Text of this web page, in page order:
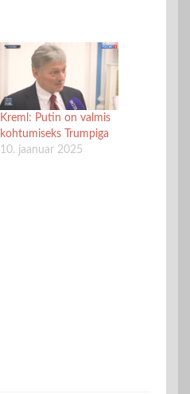
Kreml: Putin on valmis
kohtumiseks Trumpiga
10. jaanuar 2025